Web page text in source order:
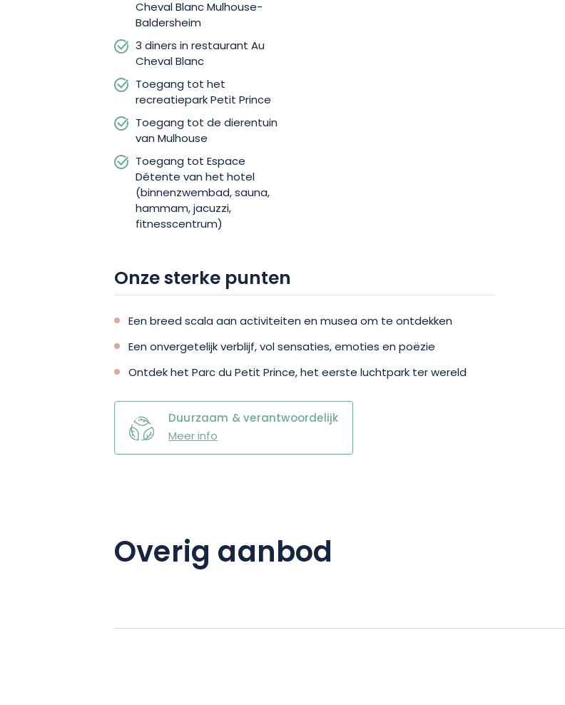
Cheval Blanc Mulhouse-
Baldersheim
3 diners in restaurant Au
Cheval Blanc
Toegang tot het
recreatiepark Petit Prince
Toegang tot de dierentuin
van Mulhouse
Toegang tot Espace
Détente van het hotel
(binnenzwembad, sauna,
hammam, jacuzzi,
fitnesscentrum)
Onze sterke punten
Een breed scala aan activiteiten en musea om te ontdekken
Een onvergetelijk verblijf, vol sensaties, emoties en poëzie
Ontdek het Parc du Petit Prince, het eerste luchtpark ter wereld
Duurzaam & verantwoordelijk
Meer info
Overig aanbod